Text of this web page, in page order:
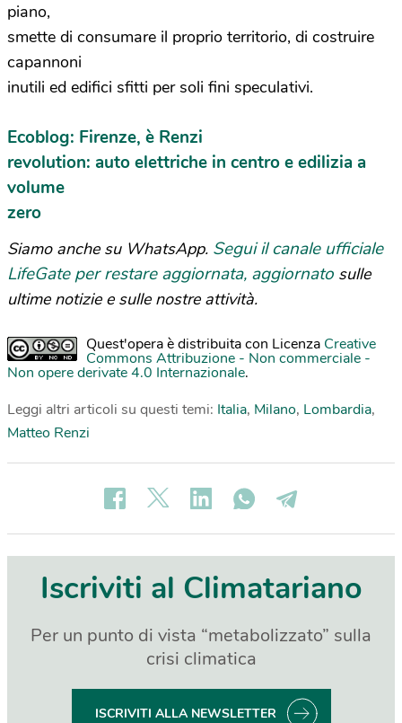
piano,
smette di consumare il proprio territorio, di costruire
capannoni
inutili ed edifici sfitti per soli fini speculativi.
Ecoblog: Firenze, è Renzi
revolution: auto elettriche in centro e edilizia a
volume
zero
Siamo anche su WhatsApp. Segui il canale ufficiale
LifeGate per restare aggiornata, aggiornato sulle
ultime notizie e sulle nostre attività.
Quest'opera è distribuita con Licenza Creative
Commons Attribuzione - Non commerciale -
Non opere derivate 4.0 Internazionale.
Leggi altri articoli su questi temi: Italia, Milano, Lombardia,
Matteo Renzi
Iscriviti al Climatariano
Per un punto di vista “metabolizzato” sulla
crisi climatica
ISCRIVITI ALLA NEWSLETTER